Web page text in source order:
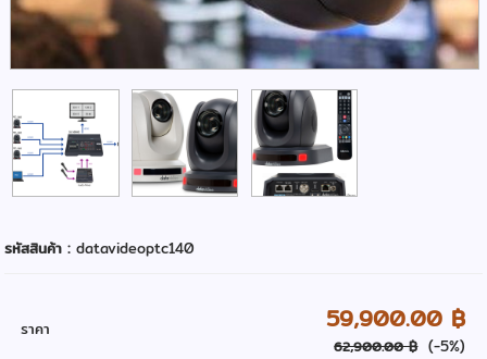
รหัสสินค้า :datavideoptc140
ราคา 59,900.00 ฿
62,900.00 ฿ (-5%)